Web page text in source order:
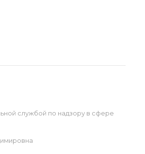
службой по надзору в сфере